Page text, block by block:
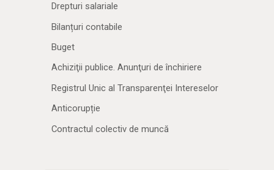
Drepturi salariale
Bilanțuri contabile
Buget
Achiziţii publice. Anunţuri de închiriere
Registrul Unic al Transparenţei Intereselor
Anticorupție
Contractul colectiv de muncă